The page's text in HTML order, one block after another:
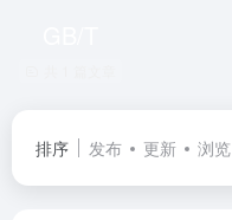
排序 发布 更新 浏览